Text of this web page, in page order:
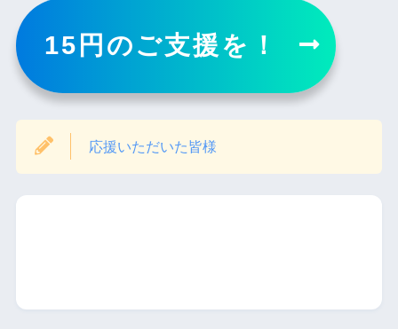
15円のご支援を！
応援いただいた皆様